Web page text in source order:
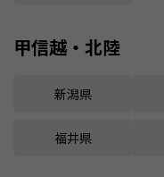
甲信越・北陸
新潟県
福井県